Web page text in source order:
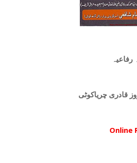
رفاعیہ
قادری چریاکوٹی
Online